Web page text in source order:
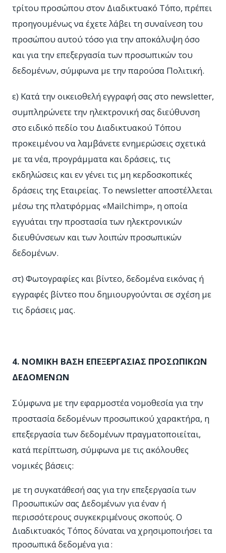
τρίτου προσώπου στον Διαδικτυακό Τόπο, πρέπει
προηγουμένως να έχετε λάβει τη συναίνεση του
προσώπου αυτού τόσο για την αποκάλυψη όσο
και για την επεξεργασία των προσωπικών του
δεδομένων, σύμφωνα με την παρούσα Πολιτική.
ε) Κατά την οικειοθελή εγγραφή σας στο newsletter,
συμπληρώνετε την ηλεκτρονική σας διεύθυνση
στο ειδικό πεδίο του Διαδικτυακού Τόπου
προκειμένου να λαμβάνετε ενημερώσεις σχετικά
με τα νέα, προγράμματα και δράσεις, τις
εκδηλώσεις και εν γένει τις μη κερδοσκοπικές
δράσεις της Εταιρείας. Το newsletter αποστέλλεται
μέσω της πλατφόρμας «Mailchimp», η οποία
εγγυάται την προστασία των ηλεκτρονικών
διευθύνσεων και των λοιπών προσωπικών
δεδομένων.
στ) Φωτογραφίες και βίντεο, δεδομένα εικόνας ή
εγγραφές βίντεο που δημιουργούνται σε σχέση με
τις δράσεις μας.
4. ΝΟΜΙΚΗ ΒΑΣΗ ΕΠΕΞΕΡΓΑΣΙΑΣ ΠΡΟΣΩΠΙΚΩΝ
ΔΕΔΟΜΕΝΩΝ
Σύμφωνα με την εφαρμοστέα νομοθεσία για την
προστασία δεδομένων προσωπικού χαρακτήρα, η
επεξεργασία των δεδομένων πραγματοποιείται,
κατά περίπτωση, σύμφωνα με τις ακόλουθες
νομικές βάσεις:
με τη συγκατάθεσή σας για την επεξεργασία των
Προσωπικών σας Δεδομένων για έναν ή
περισσότερους συγκεκριμένους σκοπούς. Ο
Διαδικτυακός Τόπος δύναται να χρησιμοποιήσει τα
προσωπικά δεδομένα για :